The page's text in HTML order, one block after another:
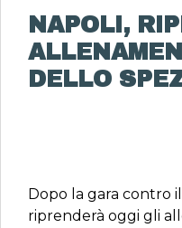
NAPOLI,
DELLO
Dopo la gara contro
riprenderà oggi gli